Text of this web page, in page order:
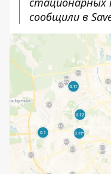
сообщили в